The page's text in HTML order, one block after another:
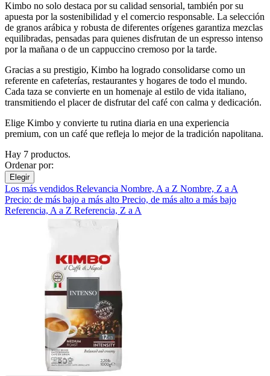
Kimbo no solo destaca por su calidad sensorial, también por su
apuesta por la sostenibilidad y el comercio responsable. La selección
de granos arábica y robusta de diferentes orígenes garantiza mezclas
equilibradas, pensadas para quienes disfrutan de un espresso intenso
por la mañana o de un cappuccino cremoso por la tarde.
Gracias a su prestigio, Kimbo ha logrado consolidarse como un
referente en cafeterías, restaurantes y hogares de todo el mundo.
Cada taza se convierte en un homenaje al estilo de vida italiano,
transmitiendo el placer de disfrutar del café con calma y dedicación.
Elige Kimbo y convierte tu rutina diaria en una experiencia
premium, con un café que refleja lo mejor de la tradición napolitana.
Hay 7 productos.
Ordenar por:
Elegir
Los más vendidos Relevancia Nombre, A a Z Nombre, Z a A
Precio: de más bajo a más alto Precio, de más alto a más bajo
Referencia, A a Z Referencia, Z a A